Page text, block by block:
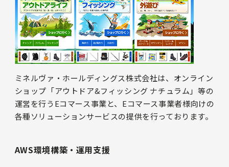
ミネルヴァ・ホールディングス株式会社は、オンライン
ショップ「アウトドア&フィッシング ナチュラム」等の
運営を行うEコマース事業と、Eコマース事業者様向けの
各種ソリューションサービスの提供を行っております。
AWS環境構築・運用支援